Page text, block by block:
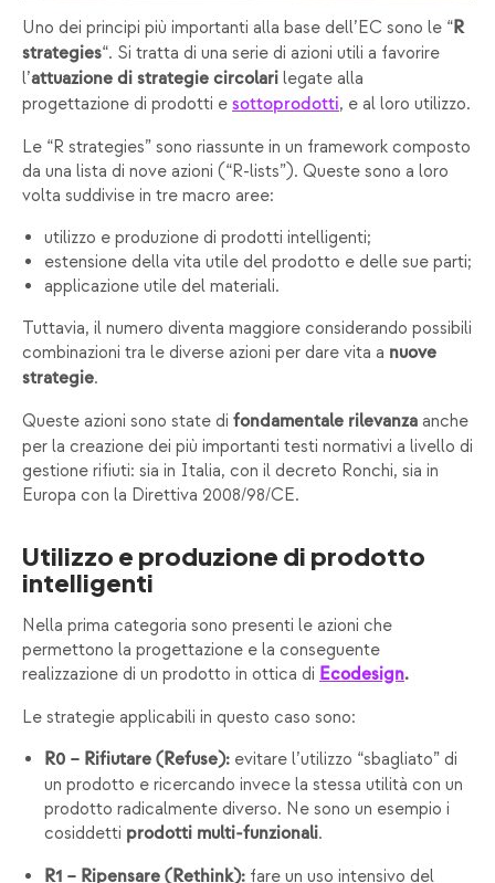
Uno dei principi più importanti alla base dell’EC sono le “R
strategies“. Si tratta di una serie di azioni utili a favorire
l’attuazione di strategie circolari legate alla
progettazione di prodotti e sottoprodotti, e al loro utilizzo.
Le “R strategies” sono riassunte in un framework composto
da una lista di nove azioni (“R-lists”). Queste sono a loro
volta suddivise in tre macro aree:
utilizzo e produzione di prodotti intelligenti;
estensione della vita utile del prodotto e delle sue parti;
applicazione utile del materiali.
Tuttavia, il numero diventa maggiore considerando possibili
combinazioni tra le diverse azioni per dare vita a nuove
strategie.
Queste azioni sono state di fondamentale rilevanza anche
per la creazione dei più importanti testi normativi a livello di
gestione rifiuti: sia in Italia, con il decreto Ronchi, sia in
Europa con la Direttiva 2008/98/CE.
Utilizzo e produzione di prodotto
intelligenti
Nella prima categoria sono presenti le azioni che
permettono la progettazione e la conseguente
realizzazione di un prodotto in ottica di Ecodesign.
Le strategie applicabili in questo caso sono:
R0 – Rifiutare (Refuse): evitare l’utilizzo “sbagliato” di
un prodotto e ricercando invece la stessa utilità con un
prodotto radicalmente diverso. Ne sono un esempio i
cosiddetti prodotti multi-funzionali.
R1 – Ripensare (Rethink): fare un uso intensivo del